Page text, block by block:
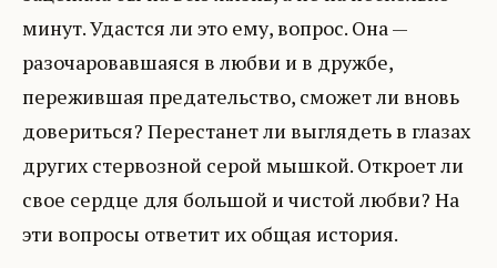
минут. Удастся ли это ему, вопрос. Она —
разочаровавшаяся в любви и в дружбе,
пережившая предательство, сможет ли вновь
довериться? Перестанет ли выглядеть в глазах
других стервозной серой мышкой. Откроет ли
свое сердце для большой и чистой любви? На
эти вопросы ответит их общая история.